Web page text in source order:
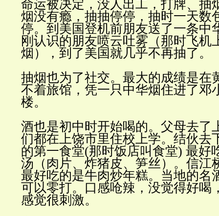
命运被决定，没人出工，打牌、抽
烟没有瘾，抽抽停停，抽时一天数
停。到美国登机前朋友送了一条中
刚认识的朋友喷云吐雾（那时飞机
烟），到了美国就几乎不再抽了。
抽烟也为了社交。最大的成绩是在
不着旅馆，凭一只中华烟住进了邓
楼。
酒也是初中时开始喝的。父母去了
们都在上饶市里住校上学。结伙去
的第一食堂(那时饭店叫食堂) 最好
汤（肉片、炸猪皮、笋丝）。信江
最好吃的是牛肉炒年糕。当地的名
可以零打。口感呛辣，没觉得好喝
感觉很刺激。